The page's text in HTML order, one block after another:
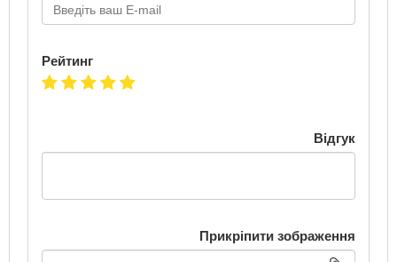
Рейтинг
Відгук
Прикріпити зображення